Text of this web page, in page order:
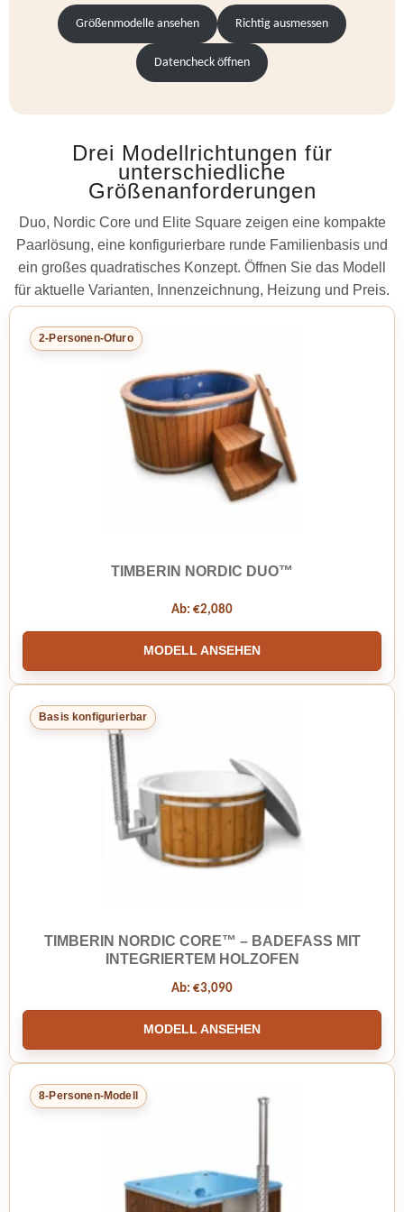
Größenmodelle ansehen Richtig ausmessen
Datencheck öffnen
Drei Modellrichtungen für
unterschiedliche
Größenanforderungen
Duo, Nordic Core und Elite Square zeigen eine kompakte
Paarlösung, eine konfigurierbare runde Familienbasis und
ein großes quadratisches Konzept. Öffnen Sie das Modell
für aktuelle Varianten, Innenzeichnung, Heizung und Preis.
2-Personen-Ofuro
TIMBERIN NORDIC DUO™
Ab: €2,080
MODELL ANSEHEN
Basis konfigurierbar
TIMBERIN NORDIC CORE™ – BADEFASS MIT
INTEGRIERTEM HOLZOFEN
Ab: €3,090
MODELL ANSEHEN
8-Personen-Modell